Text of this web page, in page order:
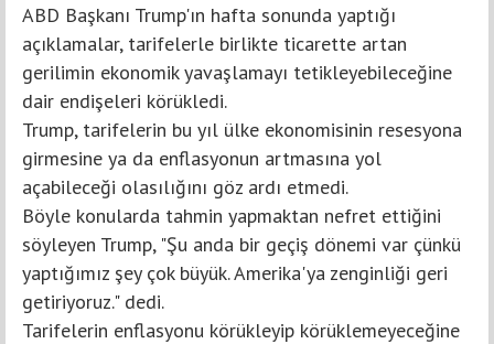
ABD Başkanı Trump'ın hafta sonunda yaptığı
açıklamalar, tarifelerle birlikte ticarette artan
gerilimin ekonomik yavaşlamayı tetikleyebileceğine
dair endişeleri körükledi.
Trump, tarifelerin bu yıl ülke ekonomisinin resesyona
girmesine ya da enflasyonun artmasına yol
açabileceği olasılığını göz ardı etmedi.
Böyle konularda tahmin yapmaktan nefret ettiğini
söyleyen Trump, "Şu anda bir geçiş dönemi var çünkü
yaptığımız şey çok büyük. Amerika'ya zenginliği geri
getiriyoruz." dedi.
Tarifelerin enflasyonu körükleyip körüklemeyeceğine